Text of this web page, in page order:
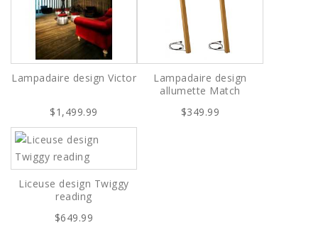
Lampadaire design Victor
$1,499.99
Lampadaire design
allumette Match
$349.99
Liceuse design Twiggy
reading
$649.99